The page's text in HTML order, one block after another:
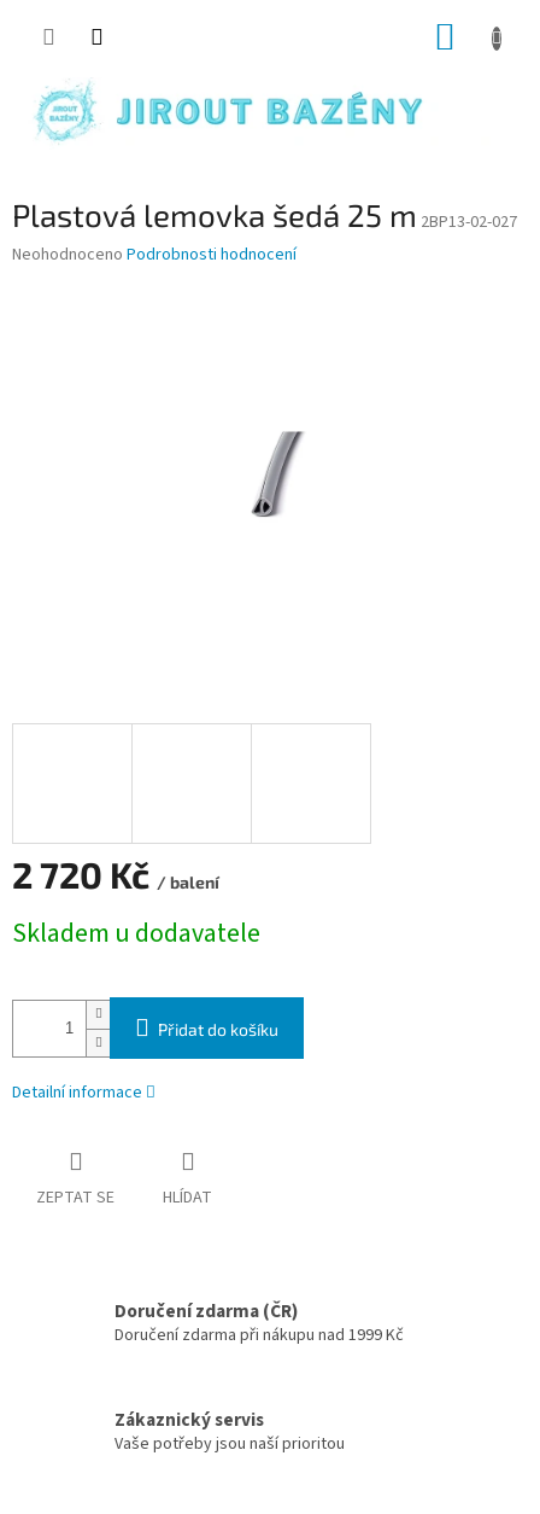
Plastová lemovka šedá 25 m 2BP13-02-027
Průměrné hodnocení produktu je 0,0 z 5 hvězdiček.
Neohodnoceno Podrobnosti hodnocení
2 720 Kč / balení
Skladem u dodavatele
Přidat do košíku
Detailní informace
ZEPTAT SE HLÍDAT
Doručení zdarma (ČR)
Doručení zdarma při nákupu nad 1999 Kč
Zákaznický servis
Vaše potřeby jsou naší prioritou